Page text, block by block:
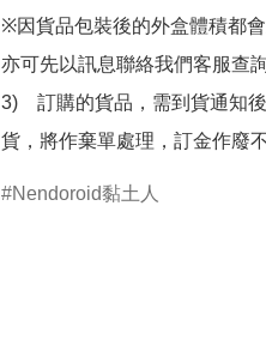
※因貨品包裝後的外盒體積都
亦可先以訊息聯絡我們客服查
3)　訂購的貨品，需到貨通知
貨，將作棄單處理，訂金作廢
Nendoroid黏土人